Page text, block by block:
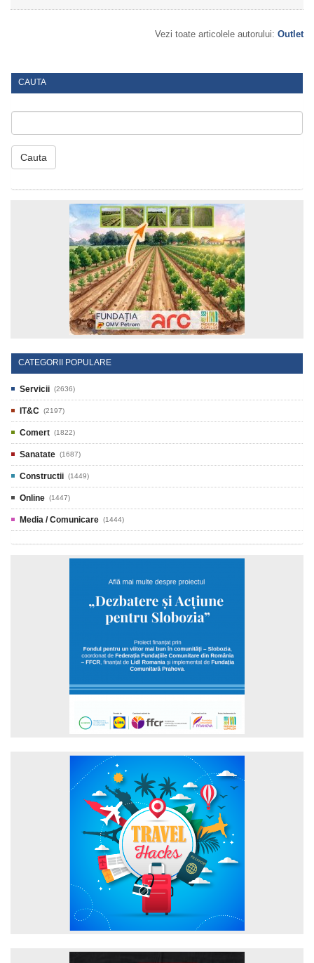
Vezi toate articolele autorului: Outlet
CAUTA
Cauta
CATEGORII POPULARE
Servicii (2636)
IT&C (2197)
Comert (1822)
Sanatate (1687)
Constructii (1449)
Online (1447)
Media / Comunicare (1444)